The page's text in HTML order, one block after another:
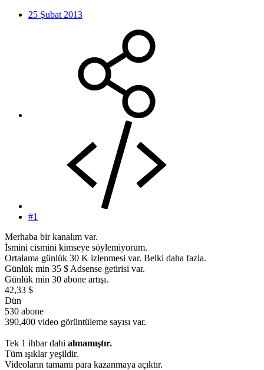
25 Şubat 2013
#1
Merhaba bir kanalım var.
İsmini cismini kimseye söylemiyorum.
Ortalama günlük 30 K izlenmesi var. Belki daha fazla.
Günlük min 35 $ Adsense getirisi var.
Günlük min 30 abone artışı.
42,33 $
Dün
530 abone
390,400 video görüntüleme sayısı var.
Tek 1 ihbar dahi almamıştır.
Tüm ışıklar yeşildir.
Videoların tamamı para kazanmaya açıktır.